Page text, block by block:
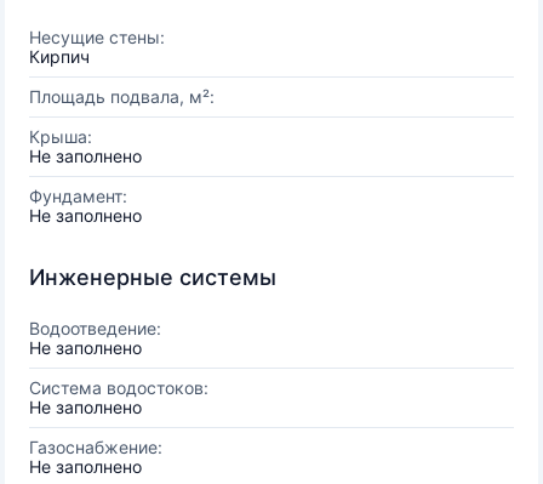
Несущие стены:
Кирпич
Площадь подвала, м²:
Крыша:
Не заполнено
Фундамент:
Не заполнено
Инженерные системы
Водоотведение:
Не заполнено
Система водостоков:
Не заполнено
Газоснабжение:
Не заполнено